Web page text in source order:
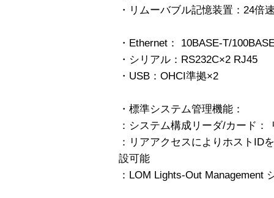
・リムーバブル記憶装置：24倍
・Ethernet： 10BASE-T/
・シリアル：RS232C×2 RJ45
・USB：OHCI準拠×2
・標準システム管理機能：
：システム構成リーダ/カード：
：リアアクセスによりホストID
設可能
：LOM Lights-Out Management